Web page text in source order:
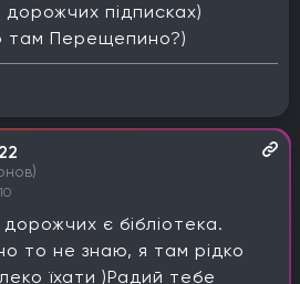
дорожчих підписках)
там Перещепино?)
дорожчих є бібліотека.
то не знаю, я там рідко
їхати )Радий тебе